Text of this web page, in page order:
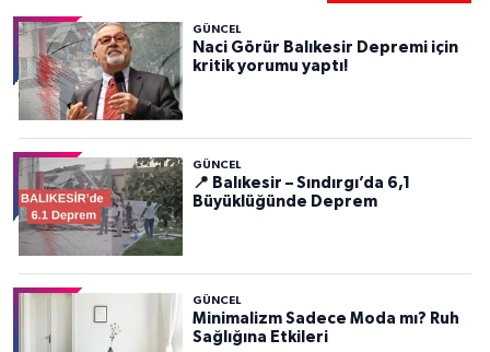
GÜNCEL
Naci Görür Balıkesir Depremi için
kritik yorumu yaptı!
GÜNCEL
📍 Balıkesir – Sındırgı’da 6,1
Büyüklüğünde Deprem
GÜNCEL
Minimalizm Sadece Moda mı? Ruh
Sağlığına Etkileri